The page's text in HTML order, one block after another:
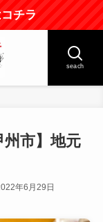
チラ
seach
州市】地元
年6月29日